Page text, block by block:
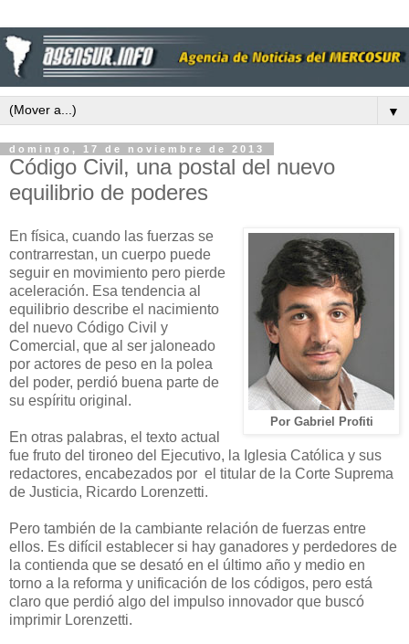
▼
domingo, 17 de noviembre de 2013
Código Civil, una postal del nuevo
equilibrio de poderes
Por Gabriel Profiti
En física, cuando las fuerzas se
contrarrestan, un cuerpo puede
seguir en movimiento pero pierde
aceleración. Esa tendencia al
equilibrio describe el nacimiento
del nuevo Código Civil y
Comercial, que al ser jaloneado
por actores de peso en la polea
del poder, perdió buena parte de
su espíritu original.
En otras palabras, el texto actual
fue fruto del tironeo del Ejecutivo, la Iglesia Católica y sus
redactores, encabezados por el titular de la Corte Suprema
de Justicia, Ricardo Lorenzetti.
Pero también de la cambiante relación de fuerzas entre
ellos. Es difícil establecer si hay ganadores y perdedores de
la contienda que se desató en el último año y medio en
torno a la reforma y unificación de los códigos, pero está
claro que perdió algo del impulso innovador que buscó
imprimir Lorenzetti.